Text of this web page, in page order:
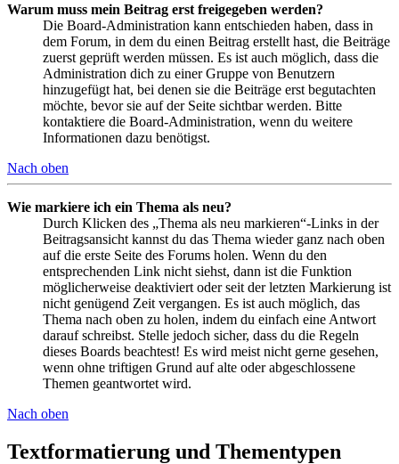
Warum muss mein Beitrag erst freigegeben werden?
Die Board-Administration kann entschieden haben, dass in
dem Forum, in dem du einen Beitrag erstellt hast, die Beiträge
zuerst geprüft werden müssen. Es ist auch möglich, dass die
Administration dich zu einer Gruppe von Benutzern
hinzugefügt hat, bei denen sie die Beiträge erst begutachten
möchte, bevor sie auf der Seite sichtbar werden. Bitte
kontaktiere die Board-Administration, wenn du weitere
Informationen dazu benötigst.
Nach oben
Wie markiere ich ein Thema als neu?
Durch Klicken des „Thema als neu markieren“-Links in der
Beitragsansicht kannst du das Thema wieder ganz nach oben
auf die erste Seite des Forums holen. Wenn du den
entsprechenden Link nicht siehst, dann ist die Funktion
möglicherweise deaktiviert oder seit der letzten Markierung ist
nicht genügend Zeit vergangen. Es ist auch möglich, das
Thema nach oben zu holen, indem du einfach eine Antwort
darauf schreibst. Stelle jedoch sicher, dass du die Regeln
dieses Boards beachtest! Es wird meist nicht gerne gesehen,
wenn ohne triftigen Grund auf alte oder abgeschlossene
Themen geantwortet wird.
Nach oben
Textformatierung und Thementypen